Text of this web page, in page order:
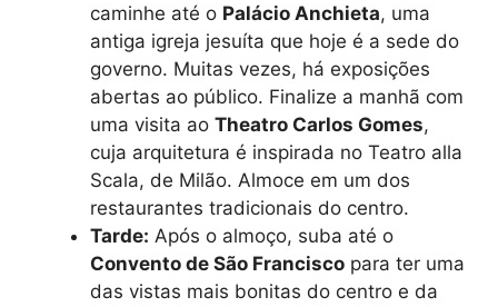
caminhe até o Palácio Anchieta, uma
antiga igreja jesuíta que hoje é a sede do
governo. Muitas vezes, há exposições
abertas ao público. Finalize a manhã com
uma visita ao Theatro Carlos Gomes,
cuja arquitetura é inspirada no Teatro alla
Scala, de Milão. Almoce em um dos
restaurantes tradicionais do centro.
Tarde: Após o almoço, suba até o
Convento de São Francisco para ter uma
das vistas mais bonitas do centro e da